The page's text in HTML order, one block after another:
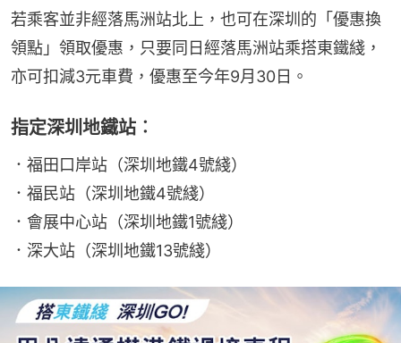
若乘客並非經落馬洲站北上，也可在深圳的「優惠換
領點」領取優惠，只要同日經落馬洲站乘搭東鐵綫，
亦可扣減3元車費，優惠至今年9月30日。
指定深圳地鐵站︰
．福田口岸站（深圳地鐵4號綫）
．福民站（深圳地鐵4號綫）
．會展中心站（深圳地鐵1號綫）
．深大站（深圳地鐵13號綫）